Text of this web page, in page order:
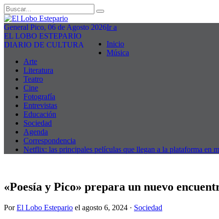
General Pico, 06 de Agosto 2026
EL LOBO ESTEPARIO
DIARIO DE CULTURA
Ir a
Inicio
Música
Arte
Literatura
Teatro
Cine
Fotografía
Entrevistas
Educación
Sociedad
Agenda
Correspondencia
Netflix: las principales películas que llegan a la plataforma en
«Poesía y Pico» prepara un nuevo
PorEl Lobo Estepario el agosto 6, 2024 · Sociedad